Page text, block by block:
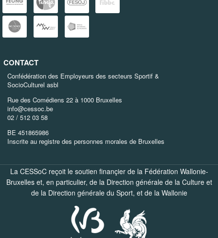
CONTACT
Confédération des Employeurs des secteurs Sportif &
SocioCulturel asbl
Rue des Comédiens 22 à 1000 Bruxelles
info@cessoc.be
02 / 512 03 58
BE 451865986
Inscrite au registre des personnes morales de Bruxelles
La CESSoC reçoit le soutien finançier de la Fédération Wallonie-
Bruxelles et, en particulier, de la Direction générale de la Cultureet
de la Direction générale du Sport, et de la Wallonie